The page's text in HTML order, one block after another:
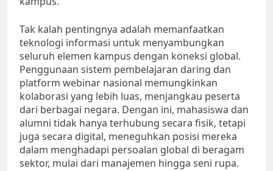
Tak kalah pentingnya adalah memanfaatkan
teknologi informasi untuk menyambungkan
seluruh elemen kampus dengan koneksi global.
Penggunaan sistem pembelajaran daring dan
platform webinar nasional memungkinkan
kolaborasi yang lebih luas, menjangkau peserta
dari berbagai negara. Dengan ini, mahasiswa dan
alumni tidak hanya terhubung secara fisik, tetapi
juga secara digital, meneguhkan posisi mereka
dalam menghadapi persoalan global di beragam
sektor, mulai dari manajemen hingga seni rupa.